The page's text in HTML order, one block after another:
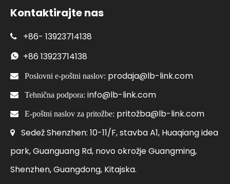
Kontaktirajte nas
 +86- 13923714138
 +86 13923714138
 Poslovni e-poštni naslov: prodaja@lb-link.com
 Tehnična podpora: info@lb-link.com
 E-poštni naslov za pritožbe: pritožba@lb-link.com
 Sedež Shenzhen: 10-11/F, stavba A1, Huaqiang idea
park, Guanguang Rd, novo okrožje Guangming,
Shenzhen, Guangdong, Kitajska.